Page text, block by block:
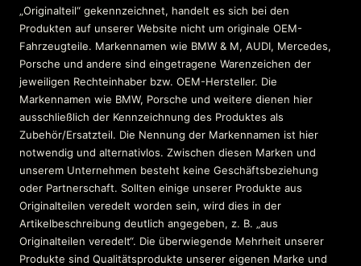
„Originalteil“ gekennzeichnet, handelt es sich bei den
Produkten auf unserer Website nicht um originale OEM-
Fahrzeugteile. Markennamen wie BMW & M, AUDI, Mercedes,
Porsche und andere sind eingetragene Warenzeichen der
jeweiligen Rechteinhaber bzw. OEM-Hersteller. Die
Markennamen wie BMW, Porsche und weitere dienen hier
ausschließlich der Kennzeichnung des Produktes als
Zubehör/Ersatzteil. Die Nennung der Markennamen ist hier
notwendig und alternativlos. Zwischen diesen Marken und
unserem Unternehmen besteht keine Geschäftsbeziehung
oder Partnerschaft. Sollten einige unserer Produkte aus
Originalteilen veredelt worden sein, wird dies in der
Artikelbeschreibung deutlich angegeben, z. B. „aus
Originalteilen veredelt“. Die überwiegende Mehrheit unserer
Produkte sind Qualitätsprodukte unserer eigenen Marke und